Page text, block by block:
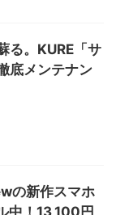
る。KURE「サ
底メンテナン
の新作スマホ
中！13,100円